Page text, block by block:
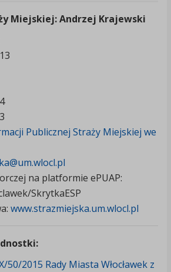
Miejskiej: Andrzej Krajewski
Publicznej Straży Miejskiej we
na platformie ePUAP:
SkrytkaESP
www.strazmiejska.um.wlocl.pl
50/2015 Rady Miasta Włocławek z